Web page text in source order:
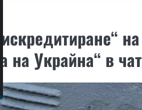
на
на Украйна“ в чат